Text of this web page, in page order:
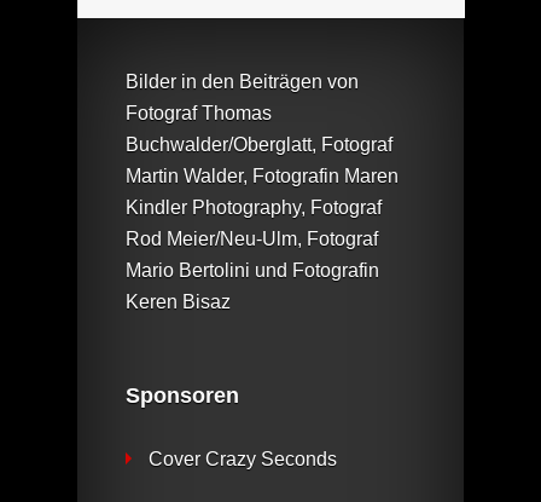
Bilder in den Beiträgen von
Fotograf Thomas
Buchwalder/Oberglatt, Fotograf
Martin Walder, Fotografin Maren
Kindler Photography, Fotograf
Rod Meier/Neu-Ulm, Fotograf
Mario Bertolini und Fotografin
Keren Bisaz
Sponsoren
Cover Crazy Seconds